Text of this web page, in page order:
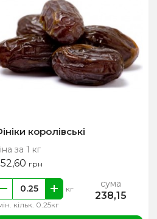
королівські
за 1 кг
грн
кільк. 0.25кг
кг сума
238,15